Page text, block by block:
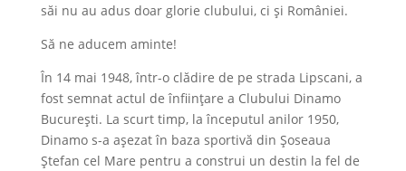
săi nu au adus doar glorie clubului, ci și României.
Să ne aducem aminte!
În 14 mai 1948, într-o clădire de pe strada Lipscani, a
fost semnat actul de înființare a Clubului Dinamo
București. La scurt timp, la începutul anilor 1950,
Dinamo s-a așezat în baza sportivă din Șoseaua
Ștefan cel Mare pentru a construi un destin la fel de